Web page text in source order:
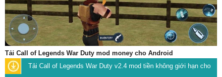
Tải Call of Legends War Duty mod money cho Android
Tải Call of Legends War Duty v2.4 mod tiền không giới hạn cho